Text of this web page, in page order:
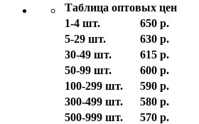
Таблица оптовых цен
1-4 шт.
650 р.
5-29 шт.
630 р.
30-49 шт.
615 р.
50-99 шт.
600 р.
100-299 шт.
590 р.
300-499 шт.
580 р.
500-999 шт.
570 р.